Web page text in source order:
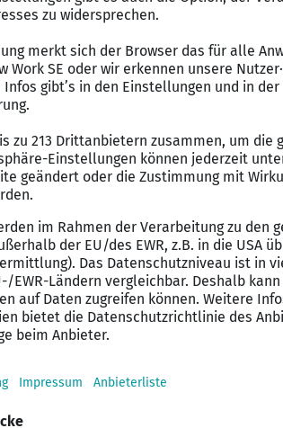
sowie Empfang von
in den Fachabteilungen
Aufgaben zur Entlastung
Grundausbildung oder erste
sowie Grundwissen in MS Office
ein Auge für Details
Umgang mit Kollegen und Kunden